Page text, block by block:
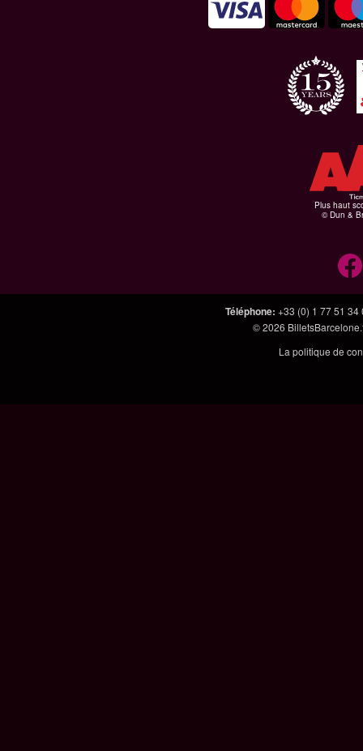
Plus haut
© Dun &
Téléphone: +33 (0) 1 77 51 34
© 2026
La politique de